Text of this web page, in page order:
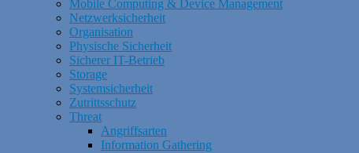
Mobile Computing & Device Management
Netzwerksicherheit
Organisation
Physische Sicherheit
Sicherer IT-Betrieb
Storage
Systemsicherheit
Zutrittsschutz
Threat
Angriffsarten
Information Gathering